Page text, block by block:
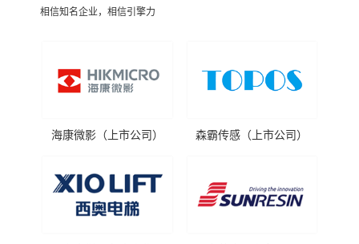
相信知名企业，相信引擎力
海康微影（上市公司） 森霸传感（上市公司）